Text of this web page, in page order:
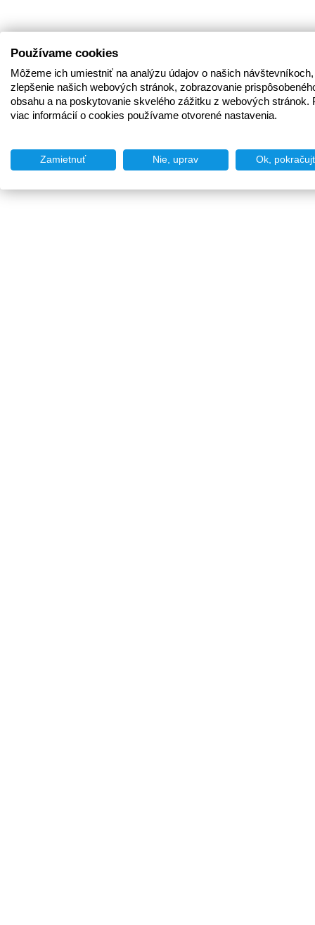
Používame cookies
Môžeme ich umiestniť na analýzu údajov o našich
zlepšenie našich webových stránok, zobrazovanie
obsahu a na poskytovanie skvelého zážitku z webových stránok.
viac informácií o cookies používame otvorené nastavenia.
Zamietnuť Nie, uprav Ok,